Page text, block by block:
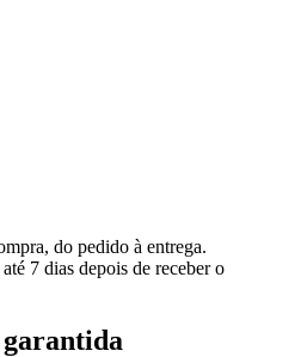
do pedido à entrega.
7 dias depois de receber o